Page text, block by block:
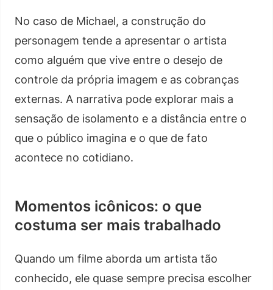
No caso de Michael, a construção do
personagem tende a apresentar o artista
como alguém que vive entre o desejo de
controle da própria imagem e as cobranças
externas. A narrativa pode explorar mais a
sensação de isolamento e a distância entre o
que o público imagina e o que de fato
acontece no cotidiano.
Momentos icônicos: o que
costuma ser mais trabalhado
Quando um filme aborda um artista tão
conhecido, ele quase sempre precisa escolher